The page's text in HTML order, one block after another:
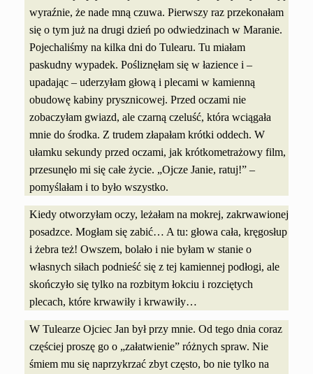
wyraźnie, że nade mną czuwa. Pierwszy raz przekonałam
się o tym już na drugi dzień po odwiedzinach w Maranie.
Pojechaliśmy na kilka dni do Tulearu. Tu miałam
paskudny wypadek. Pośliznęłam się w łazience i –
upadając – uderzyłam głową i plecami w kamienną
obudowę kabiny prysznicowej. Przed oczami nie
zobaczyłam gwiazd, ale czarną czeluść, która wciągała
mnie do środka. Z trudem złapałam krótki oddech. W
ułamku sekundy przed oczami, jak krótkometrażowy film,
przesunęło mi się całe życie. „Ojcze Janie, ratuj!” –
pomyślałam i to było wszystko.
Kiedy otworzyłam oczy, leżałam na mokrej, zakrwawionej
posadzce. Mogłam się zabić… A tu: głowa cała, kręgosłup
i żebra też! Owszem, bolało i nie byłam w stanie o
własnych siłach podnieść się z tej kamiennej podłogi, ale
skończyło się tylko na rozbitym łokciu i rozciętych
plecach, które krwawiły i krwawiły…
W Tulearze Ojciec Jan był przy mnie. Od tego dnia coraz
częściej proszę go o „załatwienie” różnych spraw. Nie
śmiem mu się naprzykrzać zbyt często, bo nie tylko na